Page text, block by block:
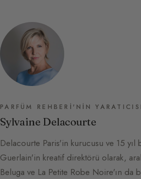
PARFÜM REHBERI'NIN YARATICISI
Sylvaine Delacourte
Delacourte Paris'in kurucusu ve 15 yıl
Guerlain'in kreatif direktörü olarak,
Beluga ve La Petite Robe Noire'ın da